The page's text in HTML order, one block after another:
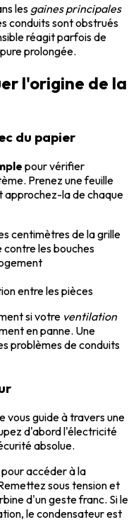
les gaines principales
conduits sont obstrués
réagit parfois de
prolongée.
l'origine de la
du papier
pour vérifier
Prenez une feuille
la de chaque
centimètres de la grille
contre les bouches
entre les pièces
si votre ventilation
en panne. Une
problèmes de conduits
vous guide à travers une
d'abord l'électricité
absolue.
pour accéder à la
sous tension et
d'un geste franc. Si le
le condensateur est